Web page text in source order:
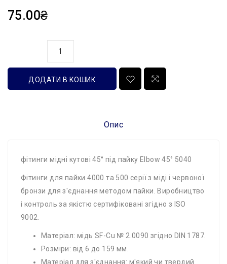
75.00₴
ДОДАТИ В КОШИК
Опис
фітинги мідні кутові 45° під пайку Elbow 45° 5040
Фітинги для пайки 4000 та 500 серії з міді і червоної
бронзи для з'єднання методом пайки. Виробництво
і контроль за якістю сертифіковані згідно з ISO
9002.
Матеріал: мідь SF-Cu № 2.0090 згідно DIN 1787.
Розміри: від 6 до 159 мм.
Матеріал для з'єднання: м'який чи твердий